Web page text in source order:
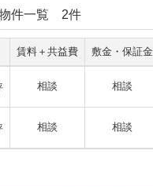
件一覧 2件
賃料＋共益費 敷金・保証金
相談 相談
相談 相談